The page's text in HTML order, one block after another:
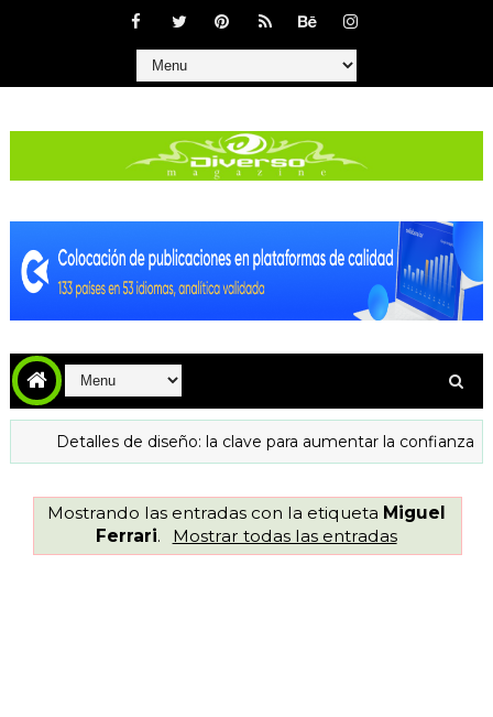
de diseño: la clave para aumentar la confianza y las
Mostrando las entradas con la etiqueta Miguel
Ferrari. Mostrar todas las entradas